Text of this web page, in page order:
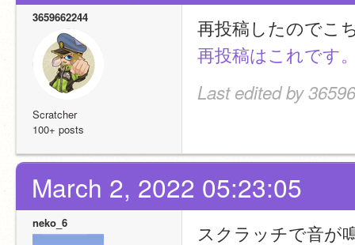
3659662244
Scratcher
100+ posts
再投稿したのでこ
再投稿はこれです
Last edited by
March 2, 2022 05:23:05
neko_6 スクラッチで音が